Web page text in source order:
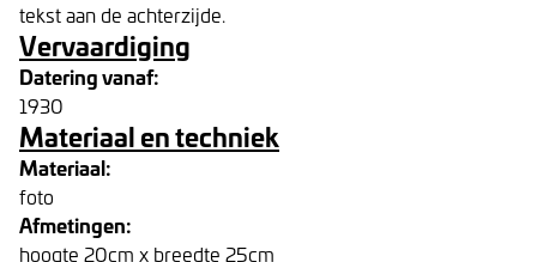
tekst aan de achterzijde.
Vervaardiging
Datering vanaf:
1930
Materiaal en techniek
Materiaal:
foto
Afmetingen:
hoogte 20cm x breedte 25cm